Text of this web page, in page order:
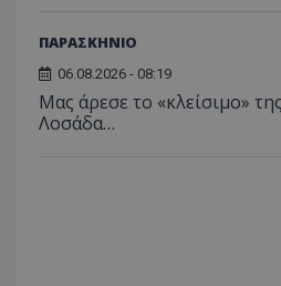
ΠΑΡΑΣΚΗΝΙΟ
06.08.2026 - 08:19
Μας άρεσε το «κλείσιμο»
Λοσάδα…